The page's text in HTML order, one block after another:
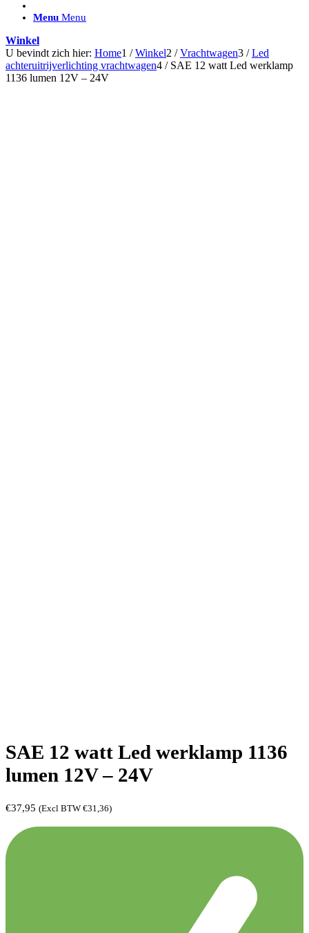
ACCESSOIRES/ AANSLUITMATERIAAL
Can-bus interface
Accessoires Lazer
Kabelboom & Adapters
Installatiemateriaal
Menu Menu
Winkel
U bevindt zich hier: Home1 / Winkel2 / Vrachtwagen3 / Led
achteruitrijverlichting vrachtwagen4 / SAE 12 watt Led werklamp
1136 lumen 12V – 24V
SAE 12 watt Led werklamp 1136
lumen 12V – 24V
€37,95 (Excl BTW €31,36)